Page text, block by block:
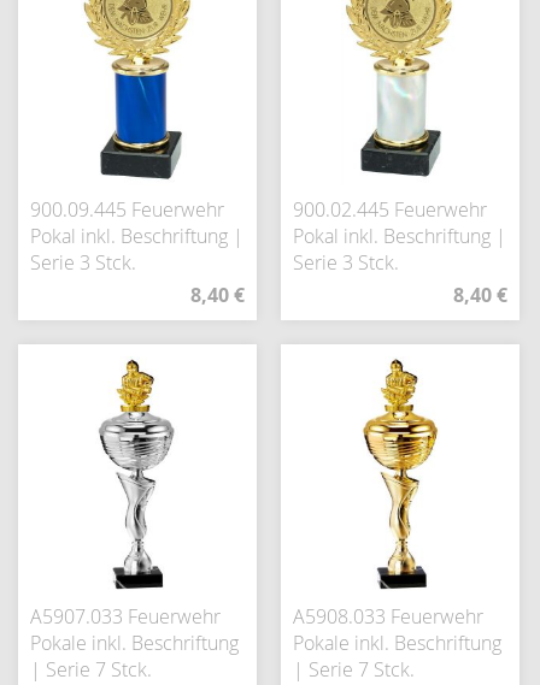
900.09.445 Feuerwehr
Pokal inkl. Beschriftung |
Serie 3 Stck.
8,40 €
900.02.445 Feuerwehr
Pokal inkl. Beschriftung |
Serie 3 Stck.
8,40 €
A5907.033 Feuerwehr
Pokale inkl. Beschriftung
| Serie 7 Stck.
A5908.033 Feuerwehr
Pokale inkl. Beschriftung
| Serie 7 Stck.